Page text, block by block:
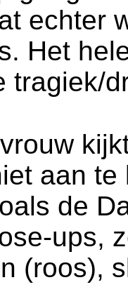
echter
Het
tragiek/
aan
de
ups,
(roos),